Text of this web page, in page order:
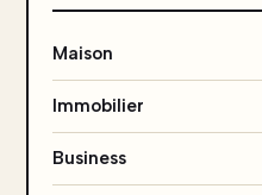
Maison
Immobilier
Business